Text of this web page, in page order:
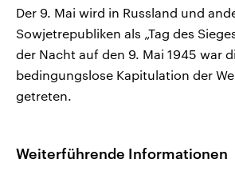
Der 9. Mai wird in Russland und
Sowjetrepubliken als „Tag des
der Nacht auf den 9. Mai 1945 war
bedingungslose Kapitulation der
getreten.
Weiterführende Informationen